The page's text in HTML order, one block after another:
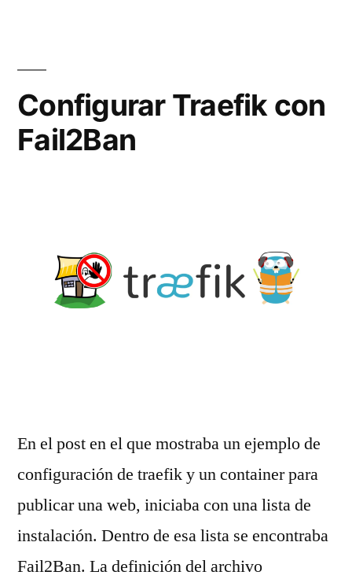
Configurar Traefik con
Fail2Ban
En el post en el que mostraba un ejemplo de
configuración de traefik y un container para
publicar una web, iniciaba con una lista de
instalación. Dentro de esa lista se encontraba
Fail2Ban. La definición del archivo